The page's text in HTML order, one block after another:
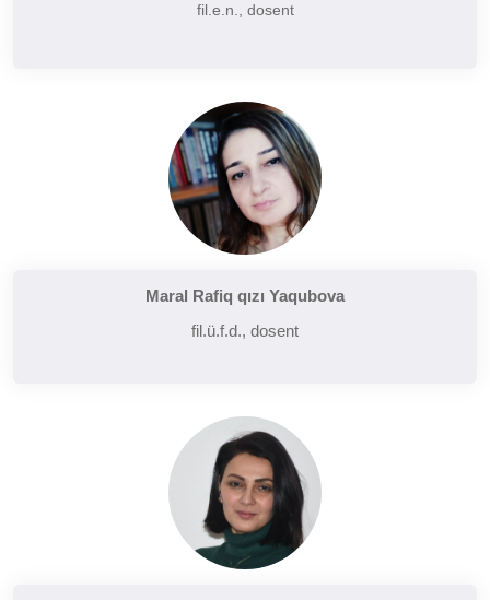
fil.e.n., dosent
Maral Rafiq qızı Yaqubova
fil.ü.f.d., dosent